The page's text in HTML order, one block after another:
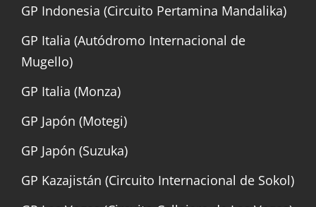
GP Indonesia (Circuito Pertamina Mandalika)
GP Italia (Autódromo Internacional de
Mugello)
GP Italia (Monza)
GP Japón (Motegi)
GP Japón (Suzuka)
GP Kazajistán (Circuito Internacional de Sokol)